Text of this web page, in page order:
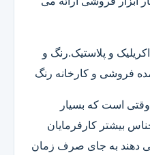
و پلاستیک.رنگ و
فروشی و کارخانه رنگ
وقتی است که بسیار
بیشتر کارفرمایان
می دهند به جای صرف زمان